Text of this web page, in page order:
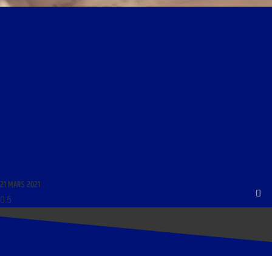
21 MARS 2021